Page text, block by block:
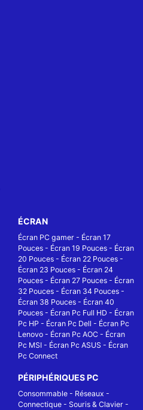
ÉCRAN
Écran PC gamer - Écran 17
Pouces - Écran 19 Pouces - Écran
20 Pouces - Écran 22 Pouces -
Écran 23 Pouces - Écran 24
Pouces - Écran 27 Pouces - Écran
32 Pouces - Écran 34 Pouces -
Écran 38 Pouces - Écran 40
Pouces - Écran Pc Full HD - Écran
Pc HP - Écran Pc Dell - Écran Pc
Lenovo - Écran Pc AOC - Écran
Pc MSI - Écran Pc ASUS - Écran
Pc Connect
PÉRIPHÉRIQUES PC
Consommable - Réseaux -
Connectique - Souris & Clavier -